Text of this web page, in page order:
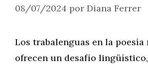
08/07/2024 por Diana Ferrer
Los trabalenguas en la poesía
ofrecen un desafío